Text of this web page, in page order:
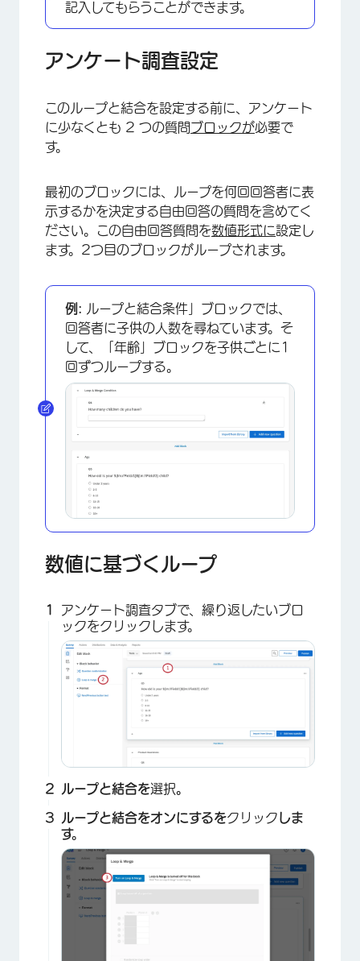
記入してもらうことができます。
アンケート調査設定
このループと結合を設定する前に、アンケート
に少なくとも 2 つの質問ブロックが必要で
す。
最初のブロックには、ループを何回回答者に表
示するかを決定する自由回答の質問を含めてく
ださい。この自由回答質問を数値形式に設定し
ます。2つ目のブロックがループされます。
例: ループと結合条件」ブロックでは、
回答者に子供の人数を尋ねています。そ
して、「年齢」ブロックを子供ごとに1
回ずつループする。
数値に基づくループ
アンケート調査タブで、繰り返したいブロ
ックをクリックします。
ループと結合を選択。
ループと結合をオンにするをクリックしま
す。